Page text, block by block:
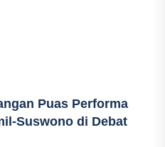
Puas Performa
Suswono di Debat